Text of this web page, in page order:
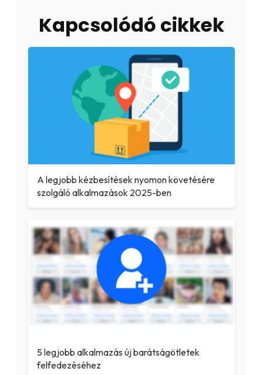
Kapcsolódó cikkek
A legjobb kézbesítések nyomon követésére
szolgáló alkalmazások 2025-ben
5 legjobb alkalmazás új barátságötletek
felfedezéséhez